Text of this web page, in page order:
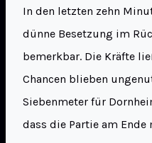
In den letzten zehn
dünne Besetzung im
bemerkbar. Die Kräfte
Chancen blieben
Siebenmeter für
dass die Partie am